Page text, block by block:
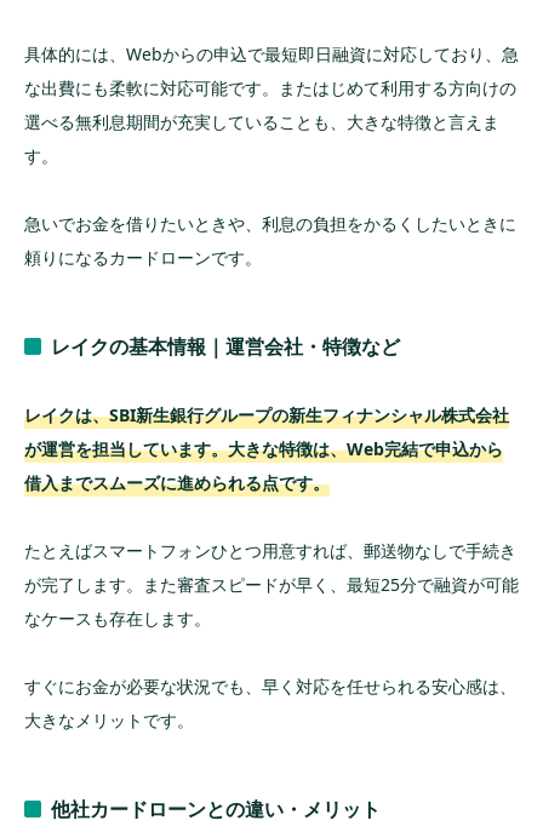
具体的には、Webからの申込で最短即日融資に対応しており、急
な出費にも柔軟に対応可能です。またはじめて利用する方向けの
選べる無利息期間が充実していることも、大きな特徴と言えま
す。
急いでお金を借りたいときや、利息の負担をかるくしたいときに
頼りになるカードローンです。
レイクの基本情報｜運営会社・特徴など
レイクは、SBI新生銀行グループの新生フィナンシャル株式会社
が運営を担当しています。大きな特徴は、Web完結で申込から
借入までスムーズに進められる点です。
たとえばスマートフォンひとつ用意すれば、郵送物なしで手続き
が完了します。また審査スピードが早く、最短25分で融資が可能
なケースも存在します。
すぐにお金が必要な状況でも、早く対応を任せられる安心感は、
大きなメリットです。
他社カードローンとの違い・メリット